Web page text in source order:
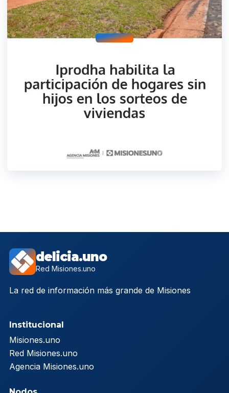
delicia.uno
Red Misiones.uno
La red de información más grande de Misiones
Institucional
Misiones.uno
Red Misiones.uno
Agencia Misiones.uno